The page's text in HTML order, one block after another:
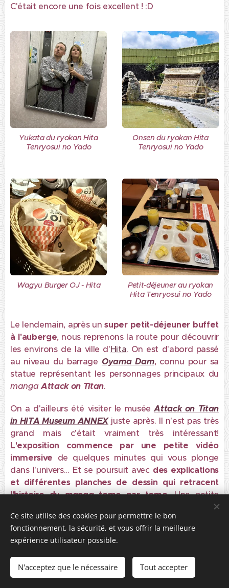
C'était encore une fois excellent ! :D
Yukata du ryokan Hita
Tenryosui no Yado
Onsen du ryokan Hita
Tenryosui no Yado
Wagyu Burger OJ - Hita
Petit-déjeuner au ryokan
Hita Tenryosui no Yado
Le lendemain, après unsuper petit-déjeuner buffet
à l'auberge, nous reprenons la route pour découvrir
les environs de la ville d'Hita. On est d'abord passé
au niveau du barrage Oyama Dam, connu pour sa
statue représentant les personnages principaux du
manga Attack on Titan.
On a d'ailleurs été visiter le musée Attack on Titan
in HITA Museum ANNEX juste après. Il n'est pas très
grand mais c'était vraiment très intéressant!
L'exposition commence par une petite vidéo
immersive de quelques minutes qui vous plonge
dans l'univers... Et se poursuit avecdes explications
et différentes planches de dessin qui retracent
l'histoire dumangatome par tome. Une petite
Lemangakade l’œuvre
Titanest originaire de la ville d'
et on retrouveplusieurs
Ce site utilise des cookies pour permettre le bon
fonctionnement, la sécurité, et vous offrir la meilleure
expérience utilisateur possible.
N'acceptez que le nécessaire Tout accepter